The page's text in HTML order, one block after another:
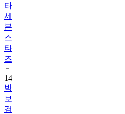
타
세
븐
스
타
즈
14
박
보
검